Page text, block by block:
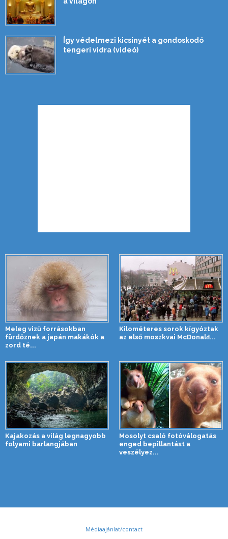
Így védelmezi kicsinyét a gondoskodó
tengeri vidra (videó)
Meleg vizű forrásokban
fürdőznek a japán makákók a
zord té...
Kilométeres sorok kígyóztak
az első moszkvai McDonald̵...
Kajakozás a világ legnagyobb
folyami barlangjában
Mosolyt csaló fotóválogatás
enged bepillantást a
veszélyez...
Médiaajánlat/contact